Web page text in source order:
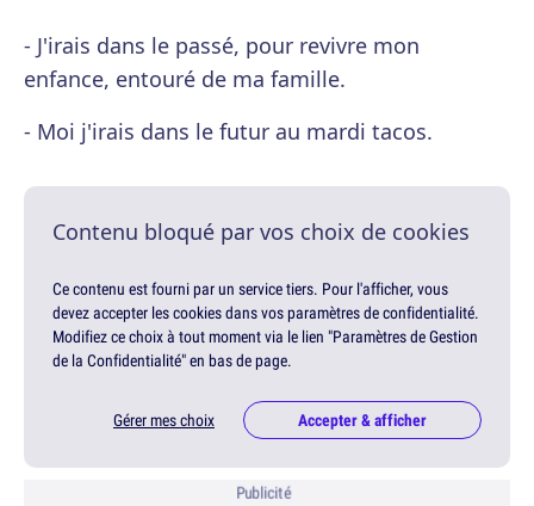
- J'irais dans le passé, pour revivre mon
enfance, entouré de ma famille.
- Moi j'irais dans le futur au mardi tacos.
Contenu bloqué par vos choix de cookies
Ce contenu est fourni par un service tiers. Pour l'afficher, vous
devez accepter les cookies dans vos paramètres de confidentialité.
Modifiez ce choix à tout moment via le lien "Paramètres de Gestion
de la Confidentialité" en bas de page.
Gérer mes choix Accepter & afficher
Publicité